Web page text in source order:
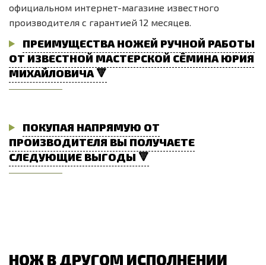
официальном интернет-магазине известного
производителя с гарантией 12 месяцев.
ПРЕИМУЩЕСТВА НОЖЕЙ РУЧНОЙ РАБОТЫ
ОТ ИЗВЕСТНОЙ МАСТЕРСКОЙ СЁМИНА ЮРИЯ
МИХАЙЛОВИЧА 🔻
ПОКУПАЯ НАПРЯМУЮ ОТ
ПРОИЗВОДИТЕЛЯ ВЫ ПОЛУЧАЕТЕ
СЛЕДУЮЩИЕ ВЫГОДЫ 🔻
НОЖ В ДРУГОМ ИСПОЛНЕНИИ